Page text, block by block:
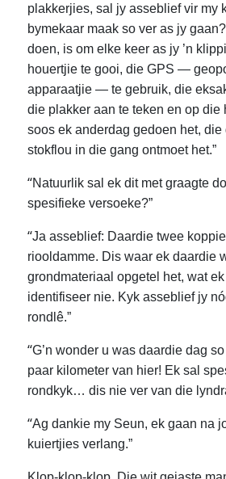
plakkerjies, sal jy asseblief vir my
bymekaar maak so ver as jy
doen, is om elke keer as jy ’n
houertjie te gooi, die GPS —
apparaatjie — te gebruik, die
die plakker aan te teken en op die
soos ek anderdag gedoen het, die
stokflou in die gang ontmoet het.”
“Natuurlik sal ek dit met graagte
spesifieke versoeke?”
“Ja asseblief: Daardie twee
riooldamme. Dis waar ek daardie
grondmateriaal opgetel het, wat
identifiseer nie. Kyk asseblief jy
rondlê.”
“G’n wonder u was daardie dag
paar kilometer van hier! Ek sal
rondkyk… dis nie ver van die
“Ag dankie my Seun, ek gaan na
kuiertjies verlang.”